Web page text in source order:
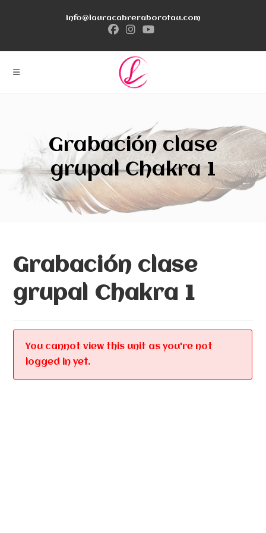
info@lauracabreraborotau.com
Grabación clase
grupal Chakra 1
Grabación clase
grupal Chakra 1
You cannot view this unit as you're not
logged in yet.